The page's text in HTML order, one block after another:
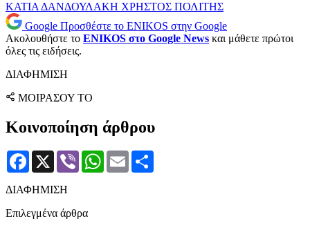
ΚΑΤΙΑ ΔΑΝΔΟΥΛΑΚΗ ΧΡΗΣΤΟΣ ΠΟΛΙΤΗΣ
Google Προσθέστε το ENIKOS στην Google
Ακολουθήστε το ENIKOS στο Google News και μάθετε πρώτοι
όλες τις ειδήσεις.
ΔΙΑΦΗΜΙΣΗ
ΜΟΙΡΑΣΟΥ ΤΟ
Κοινοποίηση άρθρου
Facebook
X Viber WhatsApp
Email
ΔΙΑΦΗΜΙΣΗ
Επιλεγμένα άρθρα